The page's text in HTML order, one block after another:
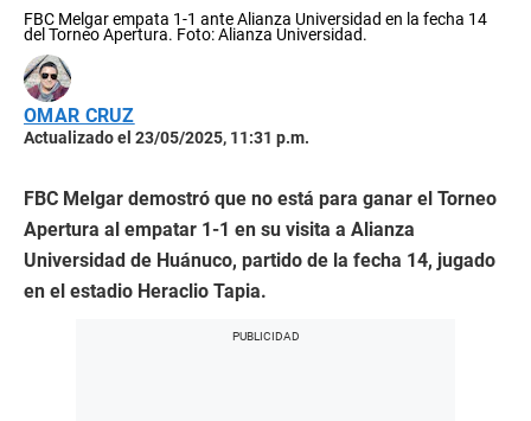
FBC Melgar empata 1-1 ante Alianza Universidad en la fecha 14
del Torneo Apertura. Foto: Alianza Universidad.
OMAR CRUZ
Actualizado el 23/05/2025, 11:31 p.m.
FBC Melgar demostró que no está para ganar el Torneo
Apertura al empatar 1-1 en su visita a Alianza
Universidad de Huánuco, partido de la fecha 14, jugado
en el estadio Heraclio Tapia.